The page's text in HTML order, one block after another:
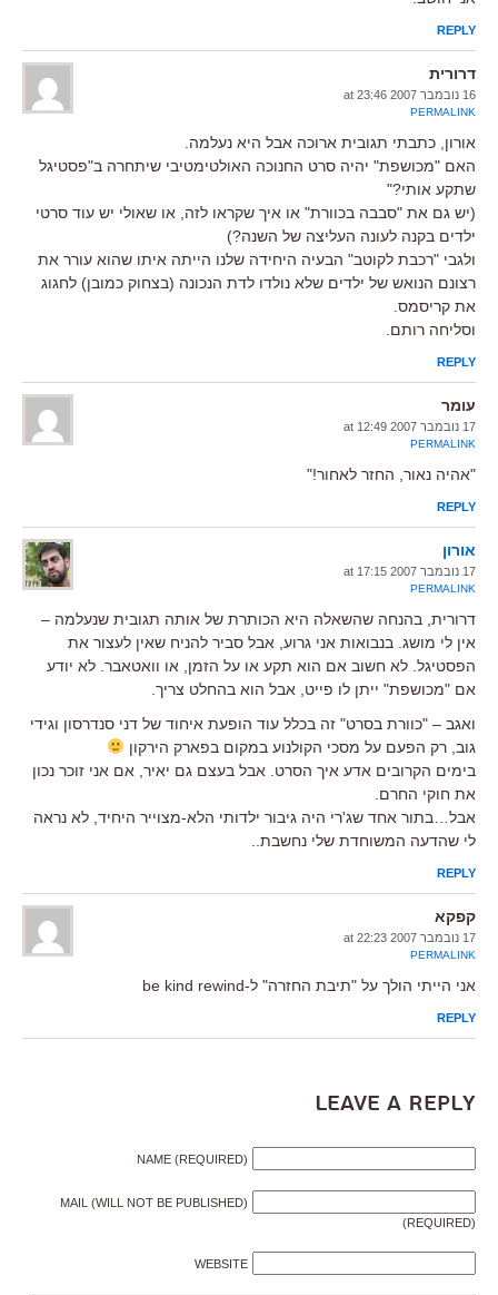
REPLY
דרורית
16 נובמבר 2007 at 23:46
PERMALINK
אורון, כתבתי תגובית ארוכה אבל היא נעלמה.
האם "מכושפת" יהיה סרט החנוכה האולטימטיבי שיתחרה ב"פסטיגל
שתקע אותי?"
(יש גם את "סבבה בכוורת" או איך שקראו לזה, או שאולי יש עוד סרטי
ילדים בקנה לעונה העליצה של השנה?)
ולגבי "רכבת לקוטב" הבעיה היחידה שלנו הייתה איתו שהוא עורר את
רצונם הנואש של ילדים שלא נולדו לדת הנכונה (בצחוק כמובן) לחגוג
את קריסמס.
וסליחה רותם.
REPLY
עומר
17 נובמבר 2007 at 12:49
PERMALINK
"אהיה נאור, החזר לאחור!"
REPLY
אורון
17 נובמבר 2007 at 17:15
PERMALINK
דרורית, בהנחה שהשאלה היא הכותרת של אותה תגובית שנעלמה –
אין לי מושג. בנבואות אני גרוע, אבל סביר להניח שאין לעצור את
הפסטיגל. לא חשוב אם הוא תקע או על הזמן, או וואטאבר. לא יודע
אם "מכושפת" ייתן לו פייט, אבל הוא בהחלט צריך.
ואגב – "כוורת בסרט" זה בכלל עוד הופעת איחוד של דני סנדרסון וגידי
גוב, רק הפעם על מסכי הקולנוע במקום בפארק הירקון
בימים הקרובים אדע איך הסרט. אבל בעצם גם יאיר, אם אני זוכר נכון
את חוקי החרם.
אבל…בתור אחד שג'רי היה גיבור ילדותי הלא-מצוייר היחיד, לא נראה
לי שהדעה המשוחדת שלי נחשבת..
REPLY
קפקא
17 נובמבר 2007 at 22:23
PERMALINK
אני הייתי הולך על "תיבת החזרה" ל-be kind rewind
REPLY
Leave a Reply
NAME (REQUIRED)
MAIL (WILL NOT BE PUBLISHED)
(REQUIRED)
WEBSITE